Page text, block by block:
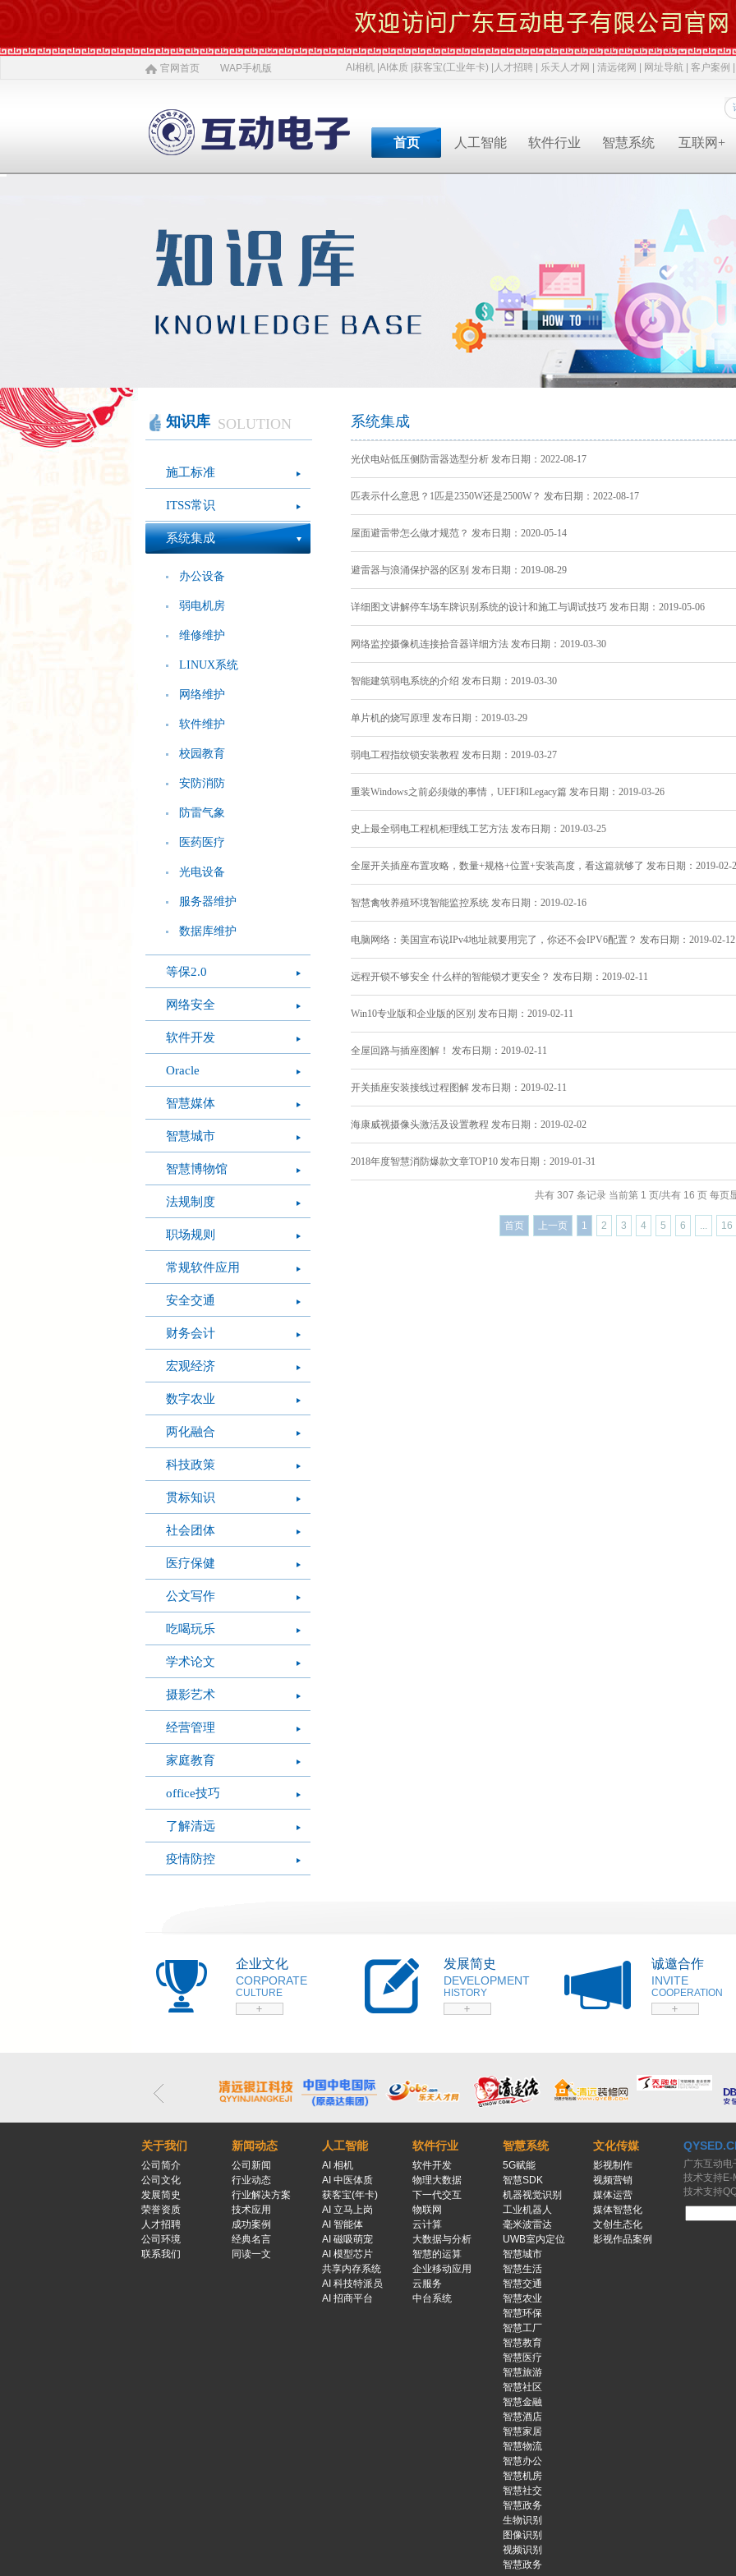
官网首页 WAP手机版 AI相机 | AI体质 | 获客宝(工业年卡) | 人才招聘 | 乐天人才网 | 清远佬网 | 网址导航 | 客户案例 |
首页 人工智能
AI 相机 AI 中医体质
AI 磁吸萌宠 AI 模型芯片 AI 科技特派员 AI 招商平台
软件行业
软件开发 物理大数据
大数据与分析 智慧的运算 云服务 中台系统
智慧系统
5G赋能 智慧SDK 毫米波雷达
UWB室内定位 智慧城市 智慧交通 智慧农业
智慧医疗 智慧旅游
智慧物流
智慧政务 生物识别
图像识别 视频识别 智慧政务
互联网+
农村电商
激光设备 疫情防控产品
QYSED品牌 HIQY品牌 智慧博物馆 LBS应用产品
产品溯源系统 智慧呼叫系统
混合虚拟现实 安防监控
防雷产品
网络设备 LED屏幕 光纤产品
心肺复苏体验系
VR行走平台
施工标准 ITSS常识
软件开发 Oracle 智慧城市 智慧博物馆
安全交通 财务会计
贯标知识
吃喝玩乐 学术论文
摄影艺术 经营管理 家庭教育
公司介绍
公司简介
公司文化
荣誉资质
智慧投资
投资对象
投资项目
行业动态
行业解决方案
技术应用
经典名言
成功案例
知识库 SOLUTION
施工标准
ITSS常识
系统集成
办公设备
弱电机房
维修维护
LINUX系统
网络维护
软件维护
校园教育
安防消防
防雷气象
医药医疗
光电设备
服务器维护
数据库维护
等保2.0
网络安全
软件开发
Oracle
智慧媒体
智慧城市
智慧博物馆
法规制度
职场规则
常规软件应用
安全交通
财务会计
宏观经济
数字农业
两化融合
科技政策
贯标知识
社会团体
医疗保健
公文写作
吃喝玩乐
学术论文
摄影艺术
经营管理
家庭教育
office技巧
了解清远
疫情防控
系统集成
光伏电站低压侧防雷器选型分析 发布日期：2022-08-17
匹表示什么意思？1匹是2350W还是2500W？ 发布日期：2022-08-17
屋面避雷带怎么做才规范？ 发布日期：2020-05-14
避雷器与浪涌保护器的区别 发布日期：2019-08-29
详细图文讲解停车场车牌识别系统的设计和施工与调试技巧 发布日期：2019-05-06
网络监控摄像机连接拾音器详细方法 发布日期：2019-03-30
智能建筑弱电系统的介绍 发布日期：2019-03-30
单片机的烧写原理 发布日期：2019-03-29
弱电工程指纹锁安装教程 发布日期：2019-03-27
重装Windows之前必须做的事情，UEFI和Legacy篇 发布日期：2019-03-26
史上最全弱电工程机柜理线工艺方法 发布日期：2019-03-25
全屋开关插座布置攻略，数量+规格+位置+安装高度，看这篇就够了 发布日期：2019-02-
智慧禽牧养殖环境智能监控系统 发布日期：2019-02-16
电脑网络：美国宣布说IPv4地址就要用完了，你还不会IPV6配置？ 发布日期：2019-02-12
远程开锁不够安全 什么样的智能锁才更安全？ 发布日期：2019-02-11
Win10专业版和企业版的区别 发布日期：2019-02-11
全屋回路与插座图解！ 发布日期：2019-02-11
开关插座安装接线过程图解 发布日期：2019-02-11
海康威视摄像头激活及设置教程 发布日期：2019-02-02
2018年度智慧消防爆款文章TOP10 发布日期：2019-01-31
共有 307 条记录 当前第 1 页/共有 16 页 每页
首页 上一页 1 2 3 4 5 6 ... 16
企业文化
CORPORATE
CULTURE
发展简史
DEVELOPMENT
HISTORY
诚邀合作
INVITE
COOPERATION
关于我们
公司简介
公司文化
发展简史
荣誉资质
人才招聘
公司环境
联系我们
新闻动态
公司新闻
行业动态
行业解决方案
技术应用
成功案例
经典名言
同读一文
人工智能
AI 相机
AI 中医体质
获客宝(年卡)
AI 立马上岗
AI 智能体
AI 磁吸萌宠
AI 模型芯片
共享内存系统
AI 科技特派员
AI 招商平台
软件行业
软件开发
物理大数据
下一代交互
物联网
云计算
大数据与分析
智慧的运算
企业移动应用
云服务
中台系统
智慧系统
5G赋能
智慧SDK
机器视觉识别
工业机器人
毫米波雷达
UWB室内定位
智慧城市
智慧生活
智慧交通
智慧农业
智慧环保
智慧工厂
智慧教育
智慧医疗
智慧旅游
智慧社区
智慧金融
智慧酒店
智慧家居
智慧物流
智慧办公
智慧机房
智慧社交
智慧政务
生物识别
图像识别
视频识别
智慧政务
文化传媒
影视制作
视频营销
媒体运营
媒体智慧化
文创生态化
影视作品案例
广东互动
技术支持
技术支持